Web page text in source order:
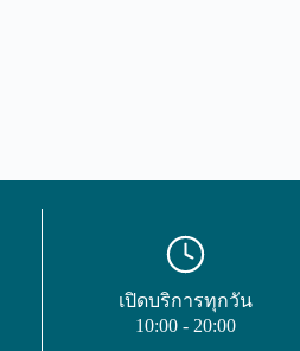
เปิดบริการทุกวัน
10:00 - 20:00